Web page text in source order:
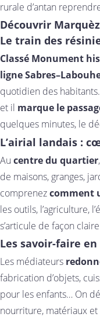
rurale d’antan
Découvrir
Le train des
Classé Monument
ligne
quotidien des
et il marque le
quelques minutes, le
L’airial landais :
Au centre du quartier
de maisons, granges,
comprenezcomment
les outils, l’agriculture,
s’articule de façon
Les savoir-faire
Les médiateurs
fabrication d’objets,
pour les enfants… On
nourriture, matériaux